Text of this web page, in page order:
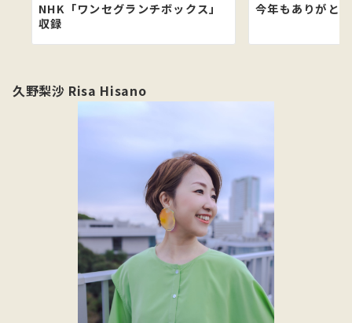
NHK「ワンセグランチボックス」
収録
今年もありがと
久野梨沙 Risa Hisano